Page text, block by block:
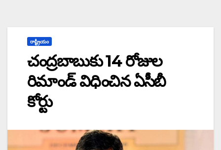
రాష్ట్రీయం
చంద్రబాబుకు 14 రోజుల
రిమాండ్‌ విధించిన ఏసీబీ
కోర్టు